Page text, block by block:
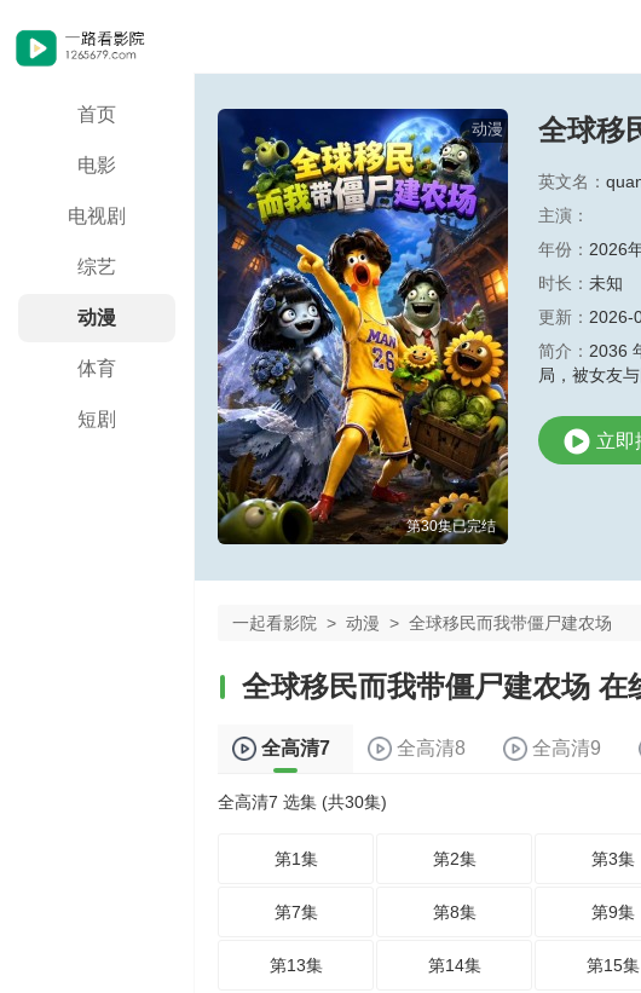
首页
电影
电视剧
综艺
动漫
体育
短剧
动漫
第30集已完结
全球移
英文名：
主演：
年份： 2026
时长： 未知
更新： 2026-
简介： 2036
局，被女友
立即
一起看影院 > 动漫 > 全球移民而我带僵尸建农场
全球移民而我带僵尸建农场 在
全高清7 全高清8 全高清9
全高清7 选集 (共30集)
第1集 第2集 第3集
第7集 第8集 第9集
第13集 第14集 第15集